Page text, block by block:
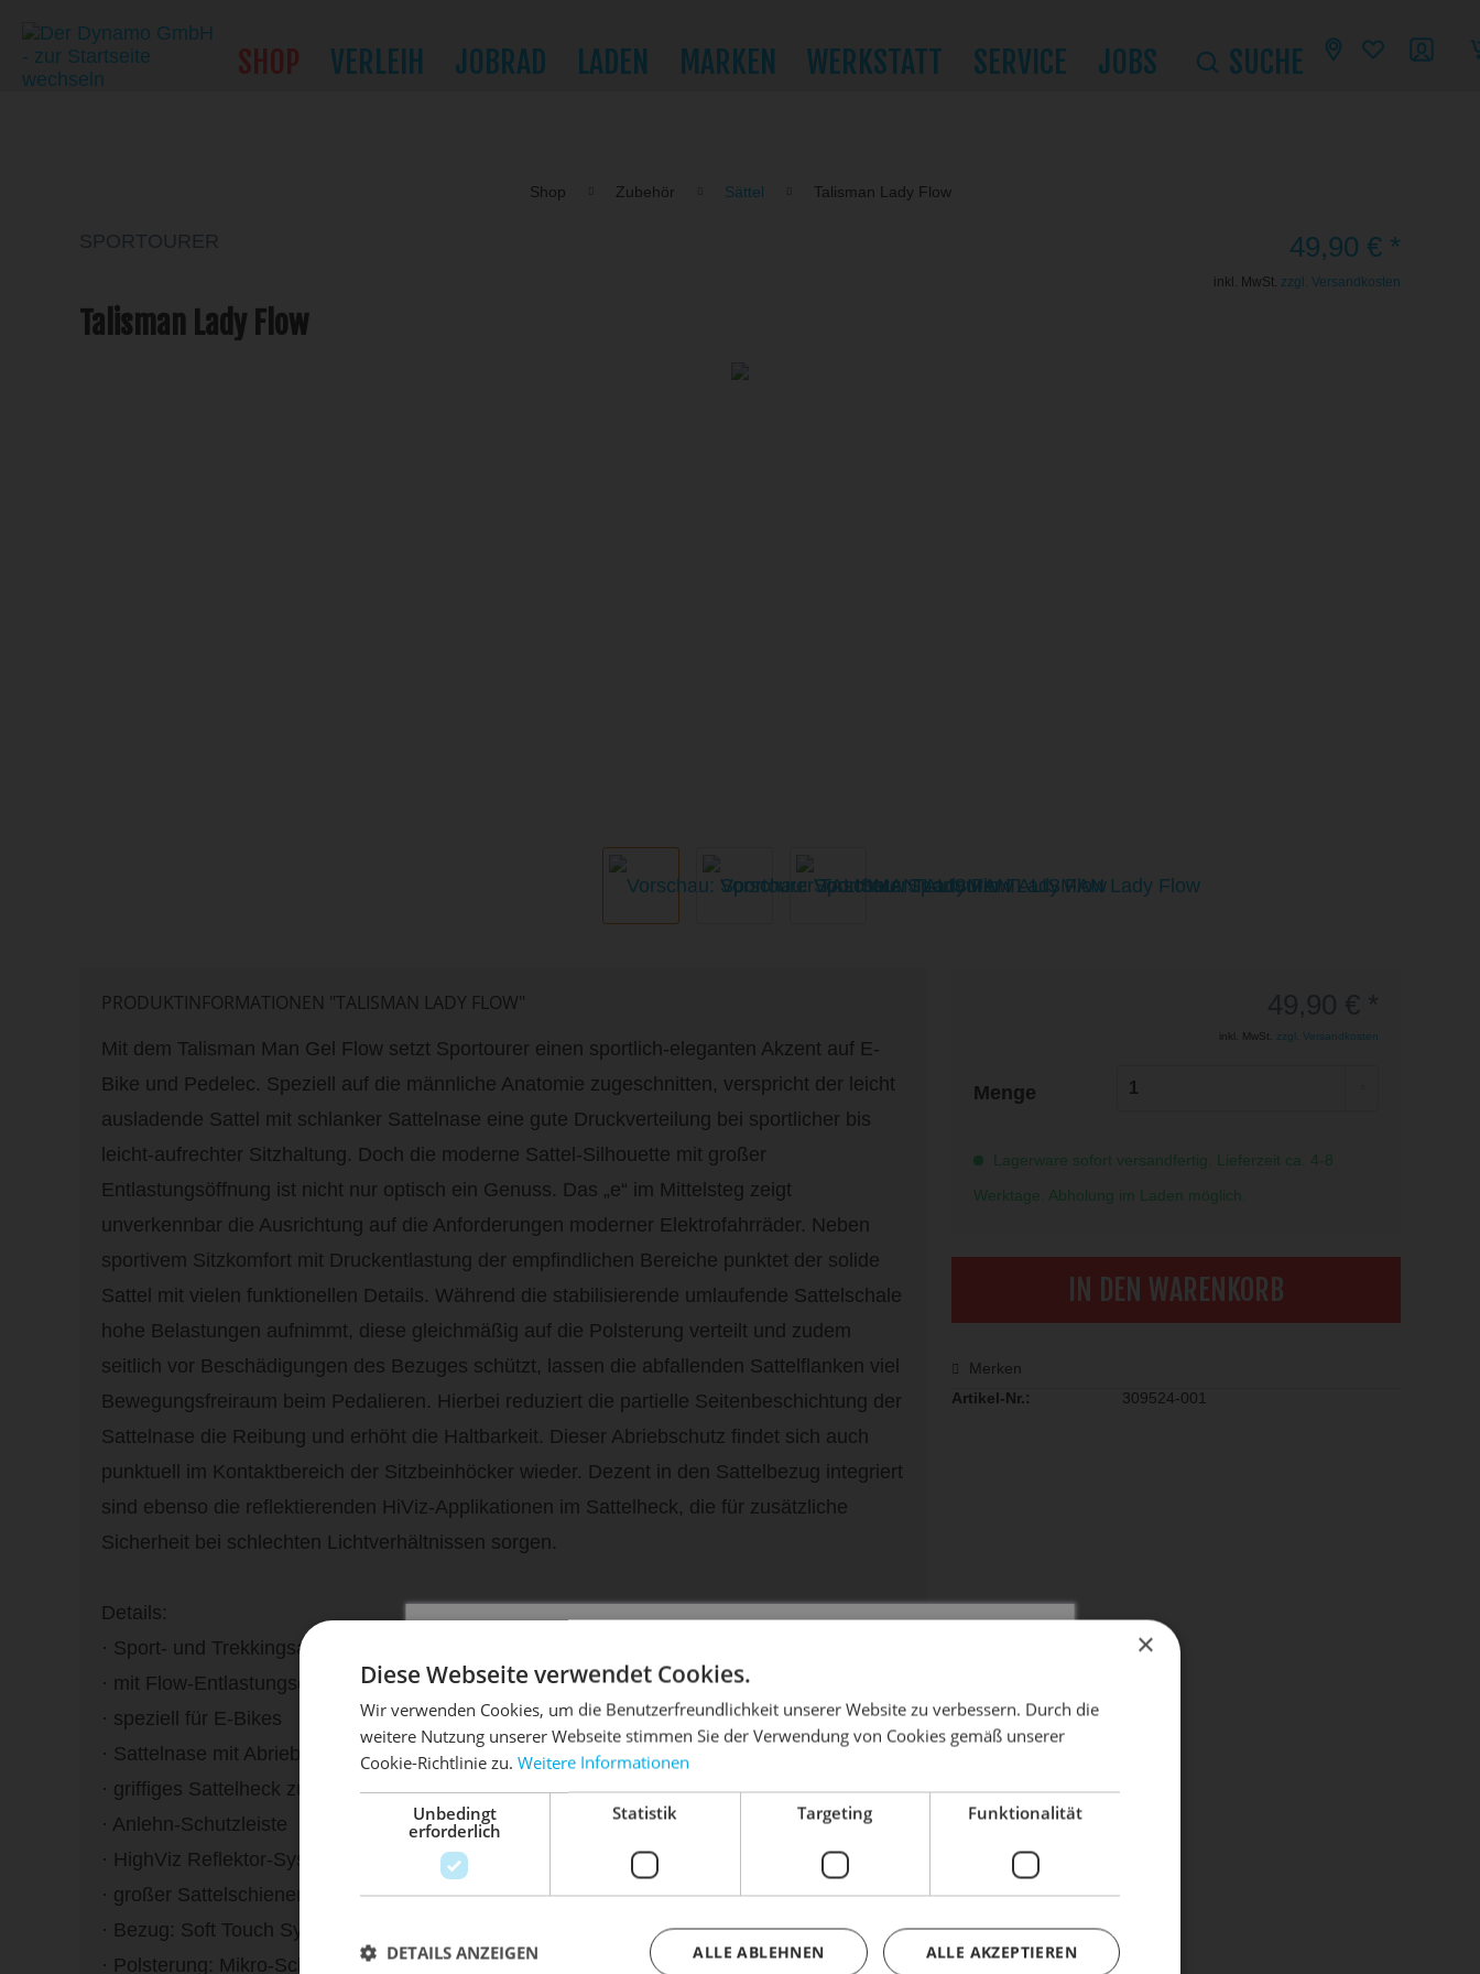
SHOP VERLEIH JOBRAD LADEN MARKEN WERKSTATT SERVICE JOBS SUCHE
Shop Zubehör Sättel Talisman Lady Flow
SPORTOURER
Talisman Lady Flow
49,90 € *
inkl. MwSt. zzgl. Versandkosten
inkl. MwSt. zzgl. Versandkosten
Menge
Lagerware sofort versandfertig. Lieferzeit ca. 4-8
Werktage. Abholung im Laden möglich.
IN DEN WARENKORB
Merken
Artikel-Nr.:
309524-001
PRODUKTINFORMATIONEN "TALISMAN LADY FLOW"
Mit dem Talisman Man Gel Flow setzt Sportourer einen sportlich-eleganten Akzent auf E-
Bike und Pedelec. Speziell auf die männliche Anatomie zugeschnitten, verspricht der leicht
ausladende Sattel mit schlanker Sattelnase eine gute Druckverteilung bei sportlicher bis
leicht-aufrechter Sitzhaltung. Doch die moderne Sattel-Silhouette mit großer
Entlastungsöffnung ist nicht nur optisch ein Genuss. Das „e“ im Mittelsteg zeigt
unverkennbar die Ausrichtung auf die Anforderungen moderner Elektrofahrräder. Neben
sportivem Sitzkomfort mit Druckentlastung der empfindlichen Bereiche punktet der solide
Sattel mit vielen funktionellen Details. Während die stabilisierende umlaufende Sattelschale
hohe Belastungen aufnimmt, diese gleichmäßig auf die Polsterung verteilt und zudem
seitlich vor Beschädigungen des Bezuges schützt, lassen die abfallenden Sattelflanken viel
Bewegungsfreiraum beim Pedalieren. Hierbei reduziert die partielle Seitenbeschichtung der
Sattelnase die Reibung und erhöht die Haltbarkeit. Dieser Abriebschutz findet sich auch
punktuell im Kontaktbereich der Sitzbeinhöcker wieder. Dezent in den Sattelbezug integriert
sind ebenso die reflektierenden HiViz-Applikationen im Sattelheck, die für zusätzliche
Sicherheit bei schlechten Lichtverhältnissen sorgen.
Details:
· Sport- und Trekkingsattel
· mit Flow-Entlastungsöffnung
· speziell für E-Bikes
· Sattelnase mit Abriebschutz
· griffiges Sattelheck zum Anheben
· Anlehn-Schutzleiste
· HighViz Reflektor-System
· großer Sattelschienen-Verstellbereich
· Bezug: Soft Touch Synthetik
· Polsterung: Mikro-Schaumstoff
DIE SONNE LACHT, DEIN RAD ERWACHT
Mach dein Bike frühlingsfit - gönn ihm den Service, den es verdient!
Dein Bike braucht Service, Wartung oder ein Update?
×
Diese Webseite verwendet Cookies.
Wir verwenden Cookies, um die Benutzerfreundlichkeit unserer Website zu verbessern. Durch die
weitere Nutzung unserer Webseite stimmen Sie der Verwendung von Cookies gemäß unserer
Cookie-Richtlinie zu. Weitere Informationen
Unbedingt
erforderlich
Statistik Targeting Funktionalität
ALLE AKZEPTIEREN
ALLE ABLEHNEN
DETAILS ANZEIGEN